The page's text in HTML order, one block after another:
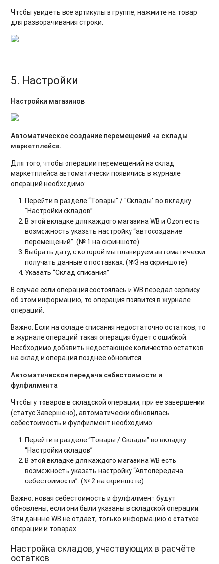
Чтобы увидеть все артикулы в группе, нажмите на товар
для разворачивания строки.
5. Настройки
Настройки магазинов
Автоматическое создание перемещений на склады
маркетплейса.
Для того, чтобы операции перемещений на склад
маркетплейса автоматически появились в журнале
операций необходимо:
Перейти в разделе “Товары" / "Склады” во вкладку
“Настройки складов”
В этой вкладке для каждого магазина WB и Ozon есть
возможность указать настройку “автосоздание
перемещений”. (№ 1 на скриншоте)
Выбрать дату, с которой мы планируем автоматически
получать данные о поставках. (№3 на скриншоте)
Указать “Склад списания”
В случае если операция состоялась и WB передал сервису
об этом информацию, то операция появится в журнале
операций.
Важно: Если на складе списания недостаточно остатков, то
в журнале операций такая операция будет с ошибкой.
Необходимо добавить недостающее количество остатков
на склад и операция позднее обновится.
Автоматическое передача себестоимости и
фулфилмента
Чтобы у товаров в складской операции, при ее завершении
(статус Завершено), автоматически обновилась
себестоимость и фулфилмент необходимо:
Перейти в разделе “Товары / Склады” во вкладку
“Настройки складов”
В этой вкладке для каждого магазина WB есть
возможность указать настройку “Автопередача
себестоимости”. (№ 2 на скриншоте)
Важно: новая себестоимость и фулфилмент будут
обновлены, если они были указаны в складской операции.
Эти данные WB не отдает, только информацию о статусе
операции и товарах.
Настройка складов, участвующих в расчёте
остатков